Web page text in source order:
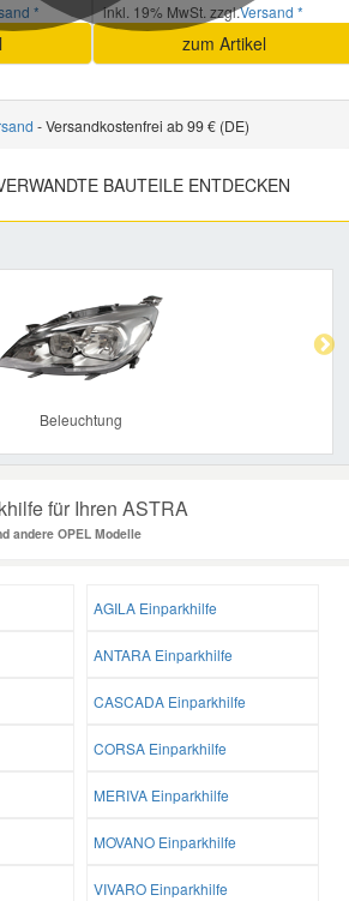
* inkl. 19% MwSt. zzgl.Versand *
zum Artikel
- Versandkostenfrei ab 99 € (DE)
BAUTEILE ENTDECKEN
Beleuchtung
für Ihren ASTRA
andere OPEL Modelle
AGILA Einparkhilfe
ANTARA Einparkhilfe
CASCADA Einparkhilfe
CORSA Einparkhilfe
MERIVA Einparkhilfe
MOVANO Einparkhilfe
VIVARO Einparkhilfe